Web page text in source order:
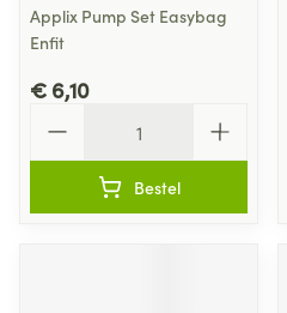
Applix Pump Set Easybag
Enfit
€ 6,10
Bestel